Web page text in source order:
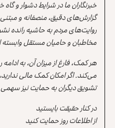
خبرنگاران ما در شرایط دشوار و
گزارش‌های دقیق، منصفانه و
روایت‌های مردم به حاشیه رانده
مخاطبان و حامیان مستقل
هر کمک، فارغ از میزان آن، به
می‌کند. اگر امکان کمک مالی
تشویق دیگران به حمایت نیز
در کنار حقیقت بایستید
از اطلاعات روز حمایت کنید